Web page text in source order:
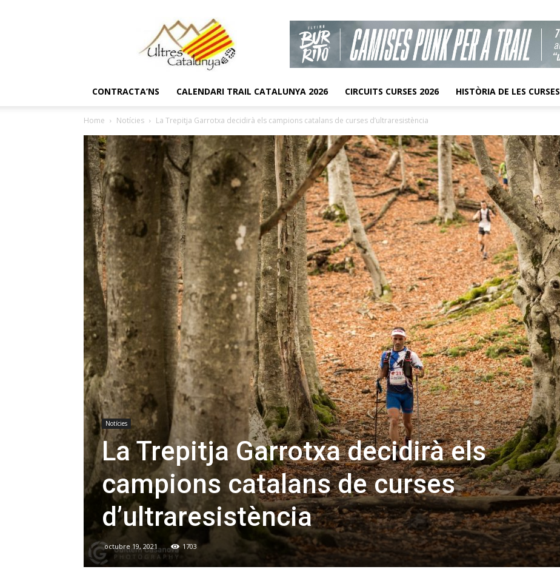
CONTRACTA’NS CALENDARI TRAIL CATALUNYA 2026 CIRCUITS CURSES 2026 HISTÒRIA DE LES CURSES
Home Notícies La Trepitja Garrotxa decidirà els campions catalans de curses d’ultraresistència
Notícies
La Trepitja Garrotxa decidirà els
campions catalans de curses
d’ultraresistència
octubre 19, 2021 1703